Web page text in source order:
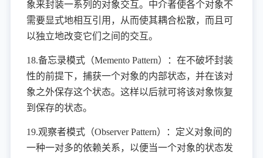
象来封装一系列的对象交互。中介者使各个对象不
需要显式地相互引用，从而使其耦合松散，而且可
以独立地改变它们之间的交互。
18.备忘录模式（Memento Pattern）：在不破坏封装
性的前提下，捕获一个对象的内部状态，并在该对
象之外保存这个状态。这样以后就可将该对象恢复
到保存的状态。
19.观察者模式（Observer Pattern）：定义对象间的
一种一对多的依赖关系，以便当一个对象的状态发